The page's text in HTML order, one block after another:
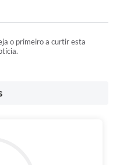
o primeiro a curtir esta